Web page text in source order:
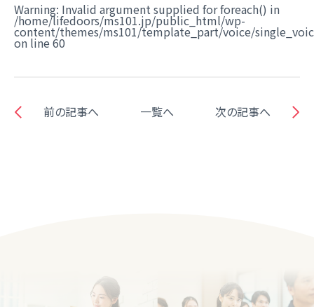
Warning: Invalid argument supplied for foreach() in
/home/lifedoors/ms101.jp/public_html/wp-
content/themes/ms101/template_part/voice/
on line 60
前の記事へ 一覧へ 次の記事へ